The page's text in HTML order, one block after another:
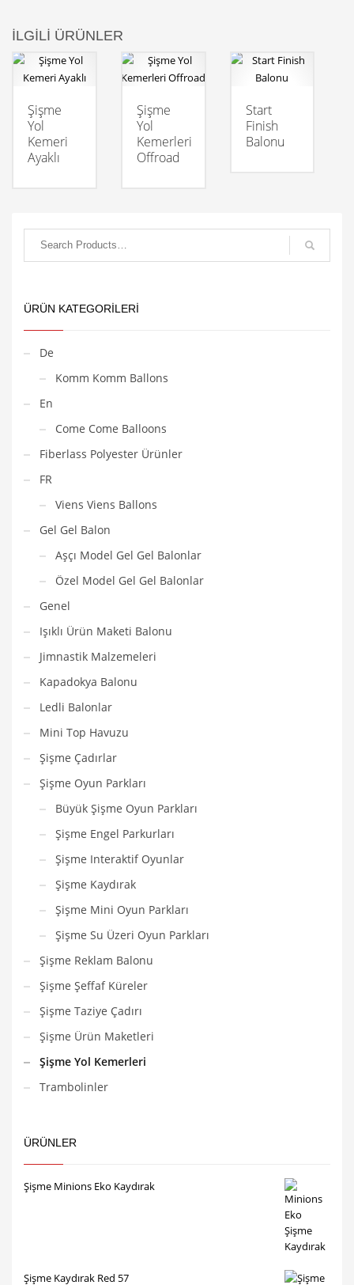
İLGILI ÜRÜNLER
Şişme
Yol
Kemeri
Ayaklı
Şişme
Yol
Kemerleri
Offroad
Start
Finish
Balonu
ÜRÜN KATEGORILERI
De
Komm Komm Ballons
En
Come Come Balloons
Fiberlass Polyester Ürünler
FR
Viens Viens Ballons
Gel Gel Balon
Aşçı Model Gel Gel Balonlar
Özel Model Gel Gel Balonlar
Genel
Işıklı Ürün Maketi Balonu
Jimnastik Malzemeleri
Kapadokya Balonu
Ledli Balonlar
Mini Top Havuzu
Şişme Çadırlar
Şişme Oyun Parkları
Büyük Şişme Oyun Parkları
Şişme Engel Parkurları
Şişme Interaktif Oyunlar
Şişme Kaydırak
Şişme Mini Oyun Parkları
Şişme Su Üzeri Oyun Parkları
Şişme Reklam Balonu
Şişme Şeffaf Küreler
Şişme Taziye Çadırı
Şişme Ürün Maketleri
Şişme Yol Kemerleri
Trambolinler
ÜRÜNLER
Şişme Minions Eko Kaydırak
Şişme Kaydırak Red 57